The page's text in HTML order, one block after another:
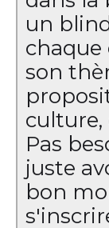
un
chaque
son
culture,
Pas
juste
bon